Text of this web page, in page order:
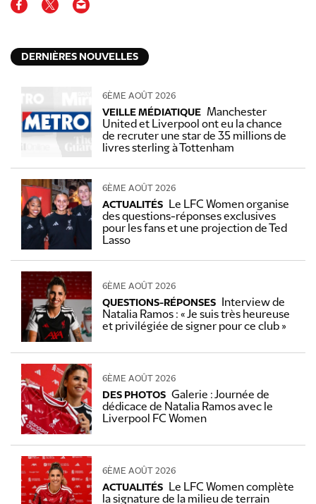
DERNIÈRES NOUVELLES
6ÈME AOÛT 2026
VEILLE MÉDIATIQUE Manchester
United et Liverpool ont eu la chance
de recruter une star de 35 millions de
livres sterling à Tottenham
6ÈME AOÛT 2026
ACTUALITÉS
Le LFC Women organise
des questions-réponses exclusives
pour les fans et une projection de Ted
Lasso
6ÈME AOÛT 2026
QUESTIONS-RÉPONSES
Interview de
Natalia Ramos : « Je suis très heureuse
et privilégiée de signer pour ce club »
6ÈME AOÛT 2026
DES PHOTOS Galerie : Journée de
dédicace de Natalia Ramos avec le
Liverpool FC Women
6ÈME AOÛT 2026
ACTUALITÉS
Le LFC Women complète
la signature de la milieu de terrain